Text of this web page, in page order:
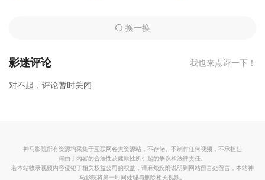
换一换
影迷评论 我也来点评一下！
对不起，评论暂时关闭
神马影院所有资源均采集于互联网各大资源站，不存储、不制作任何视频，不承担任
何由于内容的合法性及健康性所引起的争议和法律责任。
若本站收录视频内容侵犯了相关权益公司的权益，请麻烦您附说明到网站留言处留言，本站神
马影院将第一时间处理与删除相关视频。